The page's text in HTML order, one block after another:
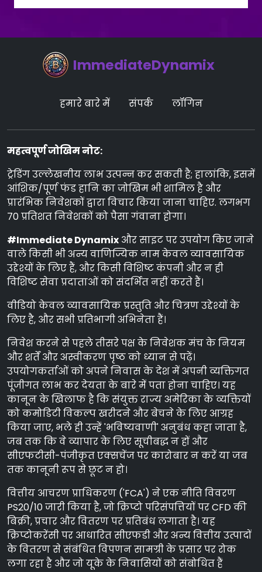
ImmediateDynamix
हमारे बारे में संपर्क लॉगिन
महत्वपूर्ण जोखिम नोट:
ट्रेडिंग उल्लेखनीय लाभ उत्पन्न कर सकती है; हालांकि, इसमें
आंशिक/पूर्ण फंड हानि का जोखिम भी शामिल है और
प्रारंभिक निवेशकों द्वारा विचार किया जाना चाहिए. लगभग
70 प्रतिशत निवेशकों को पैसा गंवाना होगा।
#Immediate Dynamix और साइट पर उपयोग किए जाने
वाले किसी भी अन्य वाणिज्यिक नाम केवल व्यावसायिक
उद्देश्यों के लिए हैं, और किसी विशिष्ट कंपनी और न ही
विशिष्ट सेवा प्रदाताओं को संदर्भित नहीं करते हैं।
वीडियो केवल व्यावसायिक प्रस्तुति और चित्रण उद्देश्यों के
लिए है, और सभी प्रतिभागी अभिनेता हैं।
निवेश करने से पहले तीसरे पक्ष के निवेशक मंच के नियम
और शर्तें और अस्वीकरण पृष्ठ को ध्यान से पढ़ें।
उपयोगकर्ताओं को अपने निवास के देश में अपनी व्यक्तिगत
पूंजीगत लाभ कर देयता के बारे में पता होना चाहिए। यह
कानून के खिलाफ है कि संयुक्त राज्य अमेरिका के व्यक्तियों
को कमोडिटी विकल्प खरीदने और बेचने के लिए आग्रह
किया जाए, भले ही उन्हें 'भविष्यवाणी' अनुबंध कहा जाता है,
जब तक कि वे व्यापार के लिए सूचीबद्ध न हों और
सीएफटीसी-पंजीकृत एक्सचेंज पर कारोबार न करें या जब
तक कानूनी रूप से छूट न हो।
वित्तीय आचरण प्राधिकरण ('FCA') ने एक नीति विवरण
PS20/10 जारी किया है, जो क्रिप्टो परिसंपत्तियों पर CFD की
बिक्री, प्रचार और वितरण पर प्रतिबंध लगाता है। यह
क्रिप्टोकरेंसी पर आधारित सीएफडी और अन्य वित्तीय उत्पादों
के वितरण से संबंधित विपणन सामग्री के प्रसार पर रोक
लगा रहा है और जो यूके के निवासियों को संबोधित हैं